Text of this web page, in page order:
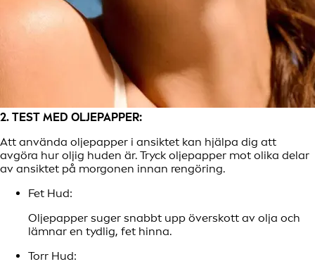
2. TEST MED OLJEPAPPER:
Att använda oljepapper i ansiktet kan hjälpa dig att
avgöra hur oljig huden är. Tryck oljepapper mot olika delar
av ansiktet på morgonen innan rengöring.
Fet Hud:
Oljepapper suger snabbt upp överskott av olja och
lämnar en tydlig, fet hinna.
Torr Hud: